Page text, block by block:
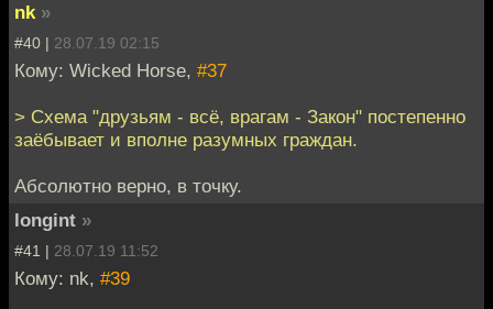
nk »
#40 | 28.07.19 02:15
Кому: Wicked Horse, #37
> Схема "друзьям - всё, врагам - Закон" постепенно
заёбывает и вполне разумных граждан.
Абсолютно верно, в точку.
longint »
#41 | 28.07.19 11:52
Кому: nk, #39